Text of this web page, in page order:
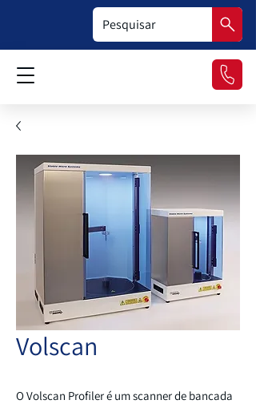
Volscan
O Volscan Profiler é um scanner de bancada